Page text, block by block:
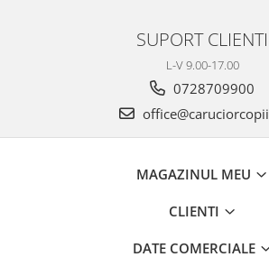
SUPORT CLIENTI
L-V 9.00-17.00
0728709900
MAGAZINUL MEU
CLIENTI
DATE COMERCIALE